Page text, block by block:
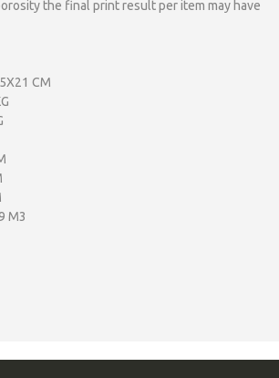
the final print result per item may have
CM
M3